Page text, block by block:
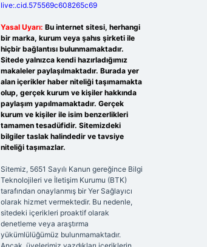
live:.cid.575569c608265c69
Yasal Uyarı: Bu internet sitesi, herhangi
bir marka, kurum veya şahıs şirketi ile
hiçbir bağlantısı bulunmamaktadır.
Sitede yalnızca kendi hazırladığımız
makaleler paylaşılmaktadır. Burada yer
alan içerikler haber niteliği taşımamakta
olup, gerçek kurum ve kişiler hakkında
paylaşım yapılmamaktadır. Gerçek
kurum ve kişiler ile isim benzerlikleri
tamamen tesadüfidir. Sitemizdeki
bilgiler taslak halindedir ve tavsiye
niteliği taşımazlar.
Sitemiz, 5651 Sayılı Kanun gereğince Bilgi
Teknolojileri ve İletişim Kurumu (BTK)
tarafından onaylanmış bir Yer Sağlayıcı
olarak hizmet vermektedir. Bu nedenle,
sitedeki içerikleri proaktif olarak
denetleme veya araştırma
yükümlülüğümüz bulunmamaktadır.